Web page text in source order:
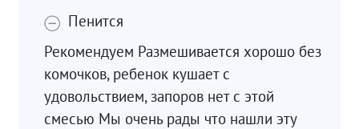
Пенится
Рекомендуем Размешивается хорошо без
комочков, ребенок кушает с
удовольствием, запоров нет с этой
смесью Мы очень рады что нашли эту